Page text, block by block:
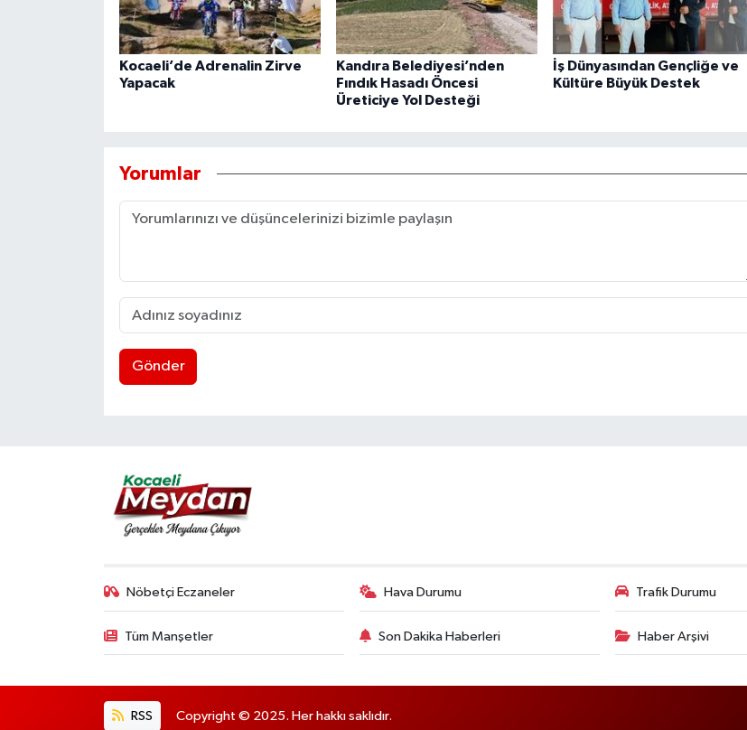
Kocaeli’de Adrenalin Zirve
Yapacak
Kandıra Belediyesi’nden
Fındık Hasadı Öncesi
Üreticiye Yol Desteği
İş Dünyasından Gençliğe ve
Kültüre Büyük Destek
Yorumlar
Gönder
Nöbetçi Eczaneler Hava Durumu Trafik Durumu
Tüm Manşetler Son Dakika Haberleri Haber Arşivi
RSS Copyright © 2025. Her hakkı saklıdır.